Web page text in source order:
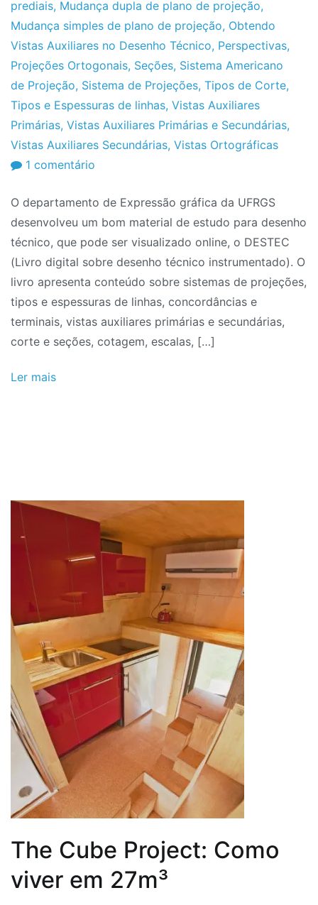
prediais, Mudança dupla de plano de projeção,
Mudança simples de plano de projeção, Obtendo
Vistas Auxiliares no Desenho Técnico, Perspectivas,
Projeções Ortogonais, Seções, Sistema Americano
de Projeção, Sistema de Projeções, Tipos de Corte,
Tipos e Espessuras de linhas, Vistas Auxiliares
Primárias, Vistas Auxiliares Primárias e Secundárias,
Vistas Auxiliares Secundárias, Vistas Ortográficas
1 comentário
de
Desenho
Técnico:
DESTEC
O departamento de Expressão gráfica da UFRGS
desenvolveu um bom material de estudo para desenho
técnico, que pode ser visualizado online, o DESTEC
(Livro digital sobre desenho técnico instrumentado). O
livro apresenta conteúdo sobre sistemas de projeções,
tipos e espessuras de linhas, concordâncias e
terminais, vistas auxiliares primárias e secundárias,
corte e seções, cotagem, escalas, […]
Ler mais
The Cube Project: Como
viver em 27m³